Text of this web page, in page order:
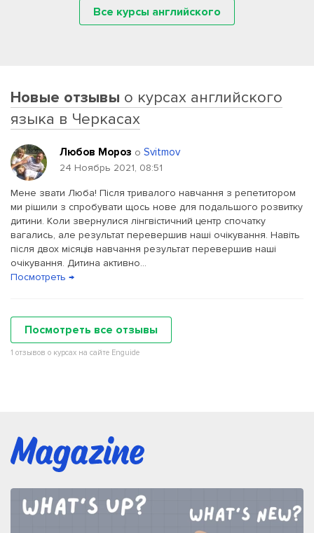
Все курсы английского
Новые отзывы о курсах английского
языка в Черкасах
Любов Мороз о Svitmov
24 Ноябрь 2021, 08:51
Мене звати Люба! Після тривалого навчання з репетитором
ми рішили з спробувати щось нове для подальшого розвитку
дитини. Коли звернулися лінгвістичний центр спочатку
вагались, але результат перевершив наші очікування. Навіть
після двох місяців навчання результат перевершив наші
очікування. Дитина активно...
Посмотреть →
Посмотреть все отзывы
1 отзывов о курсах на сайте Enguide